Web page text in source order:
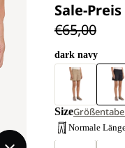
Sale-Preis
€65,00
dark navy
Size
Normale